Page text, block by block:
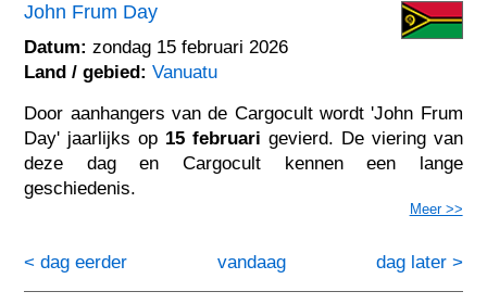
John Frum Day
Datum: zondag 15 februari 2026
Land / gebied: Vanuatu
Door aanhangers van de Cargocult wordt 'John Frum
Day' jaarlijks op 15 februari gevierd. De viering van
deze dag en Cargocult kennen een lange
geschiedenis.
Meer >>
< dag eerder dag later >
vandaag